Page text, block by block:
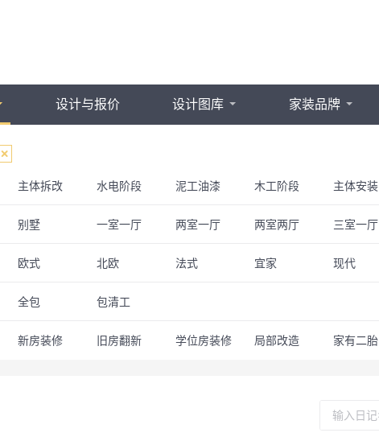
设计与报价 设计图库 家装品牌
主体拆改 水电阶段 泥工油漆 木工阶段 主体安装
别墅 一室一厅 两室一厅 两室两厅 三室一厅
欧式 北欧 法式 宜家 现代
轻奢
全包 包清工
新房装修 旧房翻新 学位房装修 局部改造 家有二胎